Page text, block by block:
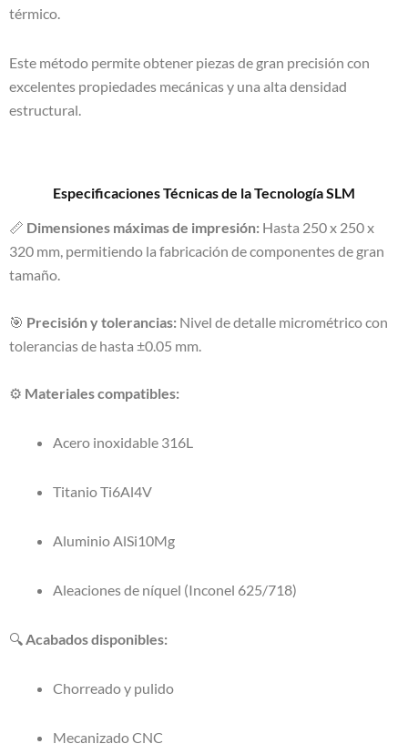
térmico.
Este método permite obtener piezas de gran precisión con
excelentes propiedades mecánicas y una alta densidad
estructural.
Especificaciones Técnicas de la Tecnología SLM
📏 Dimensiones máximas de impresión: Hasta 250 x 250 x
320 mm, permitiendo la fabricación de componentes de gran
tamaño.
🎯 Precisión y tolerancias: Nivel de detalle micrométrico con
tolerancias de hasta ±0.05 mm.
⚙️ Materiales compatibles:
Acero inoxidable 316L
Titanio Ti6Al4V
Aluminio AlSi10Mg
Aleaciones de níquel (Inconel 625/718)
🔍Acabados disponibles:
Chorreado y pulido
Mecanizado CNC